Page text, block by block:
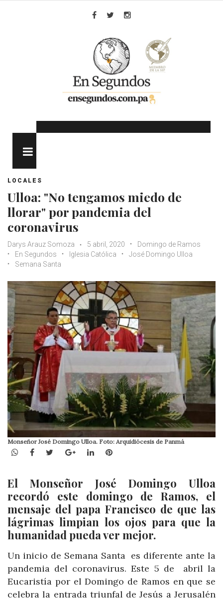
LOCALES
Ulloa: "No tengamos miedo de
llorar" por pandemia del
coronavirus
Darys Arauz Somoza 5 abril, 2020
Domingo de Ramos
En Segundos
Iglesia Católica
José Domingo Ulloa
Semana Santa
Monseñor José Domingo Ulloa. Foto: Arquidiócesis de Panmá
WhatsApp
Facebook
TwitterGoogle+LinkedInPinterest
El Monseñor José Domingo Ulloa
recordó este domingo de Ramos, el
mensaje del papa Francisco de que las
lágrimas limpian los ojos para que la
humanidad pueda ver mejor.
Un inicio de Semana Santa es diferente ante la
pandemia del coronavirus. Este 5 de abril la
Eucaristía por el Domingo de Ramos en que se
celebra la entrada triunfal de Jesús a Jerusalén